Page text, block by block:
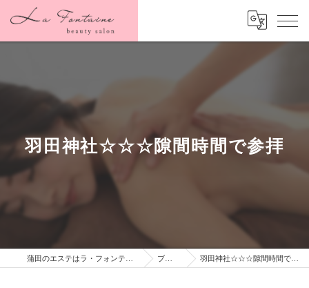
羽田神社☆☆☆隙間時間で参拝
ブログ 羽田神社☆☆☆隙間時間で参拝